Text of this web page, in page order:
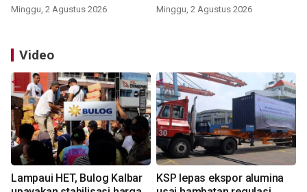
Minggu, 2 Agustus 2026 Minggu, 2 Agustus 2026
Video
Lampaui HET, Bulog Kalbar
KSP lepas ekspor alumina